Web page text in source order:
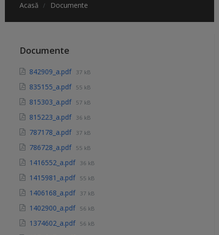
Acasă Documente
Documente
842909_a.pdf 37 kB
835155_a.pdf 55 kB
815303_a.pdf 57 kB
815223_a.pdf 36 kB
787178_a.pdf 37 kB
786728_a.pdf 55 kB
1416552_a.pdf 36 kB
1415981_a.pdf 55 kB
1406168_a.pdf 37 kB
1402900_a.pdf 56 kB
1374602_a.pdf 56 kB